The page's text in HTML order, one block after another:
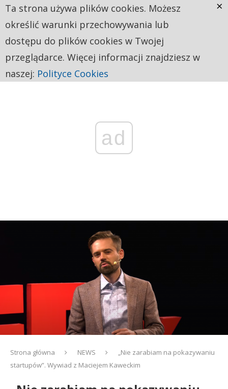
ad
Strona główna NEWS
„Nie zarabiam na pokazywaniu
startupów”. Wywiad z Maciejem Kaweckim
Ta strona używa plików cookies. Możesz
określić warunki przechowywania lub
dostępu do plików cookies w Twojej
przeglądarce. Więcej informacji znajdziesz w
naszej: Polityce Cookies
×